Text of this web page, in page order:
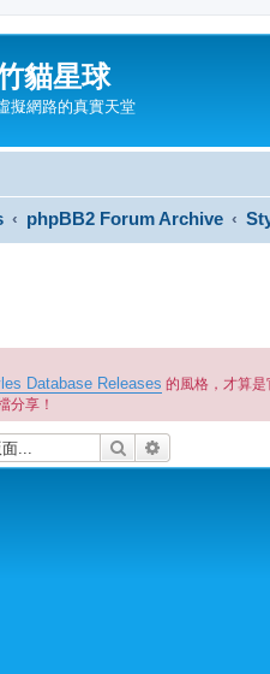
貓星球
擬網路的真實天堂
phpBB2 Forum Archive
Database Releases 的風格，才算是
分享！
搜尋